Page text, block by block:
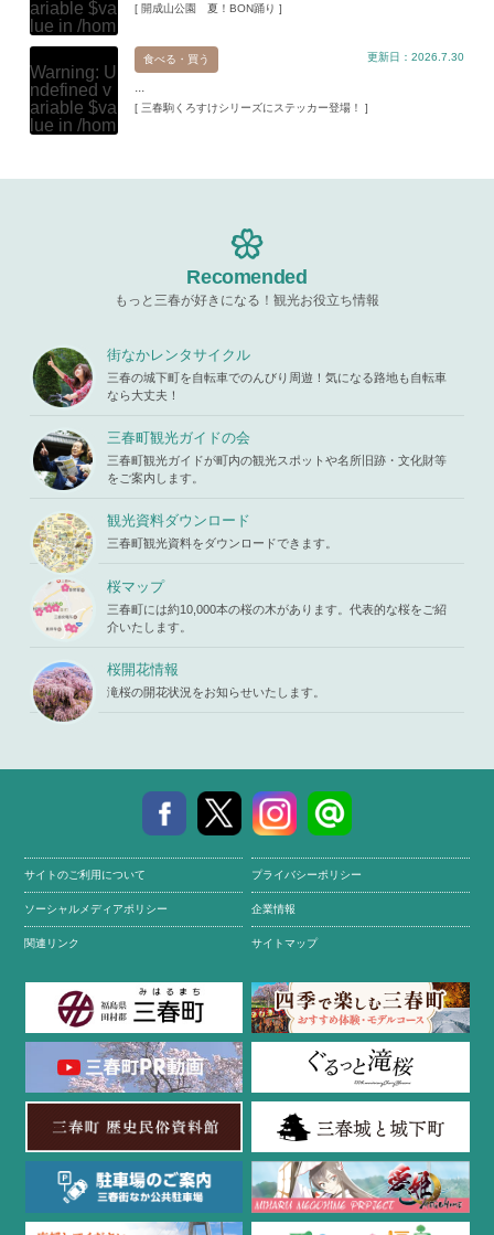
p-content/t
hemes/mih
aru/templat
e-parts/pic
up.phpon l
ine19
Warning: A
parts/picu
p.phpon li
ne19
ariable $va
lue in /hom
e/xs11945
9/miharuko
ma.com/pu
blic_html/w
p-content/t
hemes/mih
up.phpon l
iharukoma.
com/public
_html/wp-c
ontent/the
mes/mihar
u/template-
parts/picu
p.phpon li
ne19
[ 開成山公園 夏！BON踊り ]
Warning: U
ndefined v
ariable $va
lue in /hom
ma.com/pu
ttempt to re
ad property
"ID" on null
in/home/x
iharukoma.
com/public
_html/wp-c
ontent/the
mes/mihar
u/template-
parts/picu
p.phpon li
ne 19
食べる・買う
[ 三春駒くろすけシリーズにステッカー登場！ ]
更新日：2026.7.30
Recomended
もっと三春が好きになる！観光お役立ち情報
街なかレンタサイクル
三春の城下町を自転車でのんびり周遊！気になる路地も自転車
なら大丈夫！
三春町観光ガイドの会
三春町観光ガイドが町内の観光スポットや名所旧跡・文化財等
をご案内します。
観光資料ダウンロード
三春町観光資料をダウンロードできます。
桜マップ
三春町には約10,000本の桜の木があります。代表的な桜をご紹
介いたします。
桜開花情報
滝桜の開花状況をお知らせいたします。
サイトのご利用について プライバシーポリシー
ソーシャルメディアポリシー 企業情報
関連リンク サイトマップ